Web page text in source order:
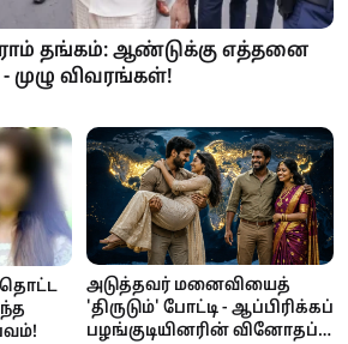
தங்கம்: ஆண்டுக்கு எத்தனை
முழு விவரங்கள்!
அடுத்தவர் மனைவியைத்
'திருடும்' போட்டி - ஆப்பிரிக்கப்
பழங்குடியினரின் வினோதப்